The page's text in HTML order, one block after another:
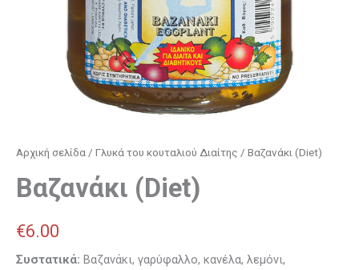
Αρχική σελίδα / Γλυκά του κουταλιού Διαίτης / Βαζανάκι (Diet)
Βαζανάκι (Diet)
€6.00
Συστατικά: Βαζανάκι, γαρύφαλλο, κανέλα, λεμόνι,